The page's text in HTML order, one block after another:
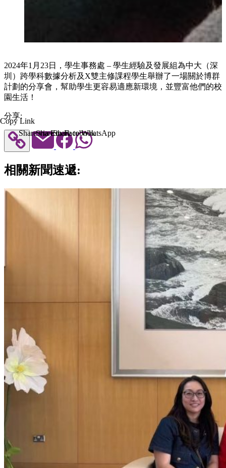
2024年1月23日，學生事務處 – 學生經驗及發展組為中大（深
圳）跨學科數據分析及X雙主修課程學生舉辦了一場關於博群
計劃的分享會，幫助學生更容易適應新環境，並豐富他們的校
園生活！
分享:
Copy Link
Share via Email
Share to Facebook
Share to WhatsApp
相關新聞速遞: